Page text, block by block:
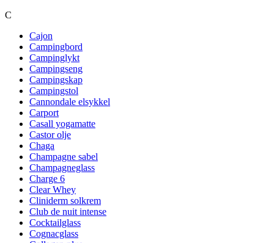
C
Cajon
Campingbord
Campinglykt
Campingseng
Campingskap
Campingstol
Cannondale elsykkel
Carport
Casall yogamatte
Castor olje
Chaga
Champagne sabel
Champagneglass
Charge 6
Clear Whey
Cliniderm solkrem
Club de nuit intense
Cocktailglass
Cognacglass